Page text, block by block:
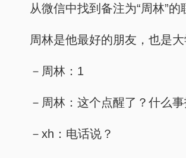
从微信中找到备注为“周林”的
周林是他最好的朋友，也是
－周林：1
－周林：这个点醒了？什么
－xh：电话说？